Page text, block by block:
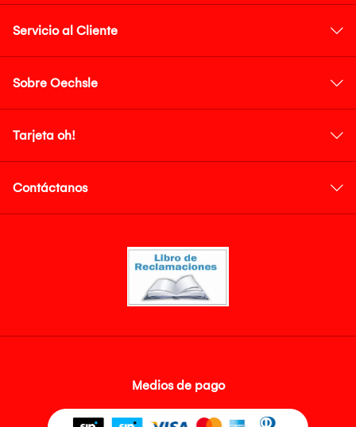
Servicio al Cliente
Sobre Oechsle
Tarjeta oh!
Contáctanos
Medios de pago